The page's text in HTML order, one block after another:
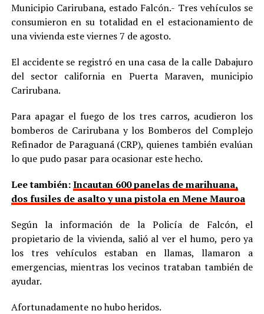
Municipio Carirubana, estado Falcón.- Tres vehículos se
consumieron en su totalidad en el estacionamiento de
una vivienda este viernes 7 de agosto.
El accidente se registró en una casa de la calle Dabajuro
del sector california en Puerta Maraven, municipio
Carirubana.
Para apagar el fuego de los tres carros, acudieron los
bomberos de Carirubana y los Bomberos del Complejo
Refinador de Paraguaná (CRP), quienes también evalúan
lo que pudo pasar para ocasionar este hecho.
Lee también:Incautan 600 panelas de marihuana,
dos fusiles de asalto y una pistola en Mene Mauroa
Según la información de la Policía de Falcón, el
propietario de la vivienda, salió al ver el humo, pero ya
los tres vehículos estaban en llamas, llamaron a
emergencias, mientras los vecinos trataban también de
ayudar.
Afortunadamente no hubo heridos.